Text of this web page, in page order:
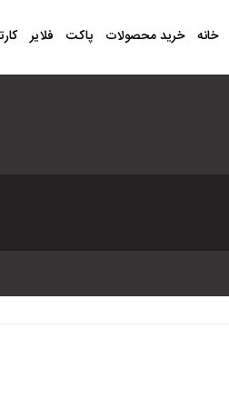
خانه خرید محصولات پاکت فلایر